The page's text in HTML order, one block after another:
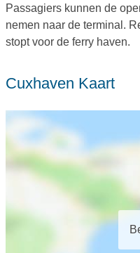
Passagiers kunnen de
nemen naar de terminal.
stopt voor de ferry haven.
Cuxhaven Kaart